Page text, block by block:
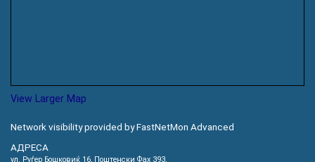
View Larger Map
Network visibility provided by FastNetMon Advanced
АДРЕСА
ул. Руѓер Бошковиќ 16, Пoштенски Фах 393,